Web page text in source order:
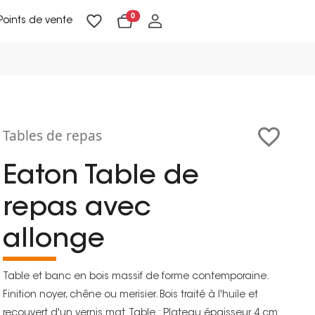
de vente 0
Tables de repas
Eaton Table de
repas avec
allonge
Table et banc en bois massif de forme contemporaine.
Finition noyer, chêne ou merisier. Bois traité à l'huile et